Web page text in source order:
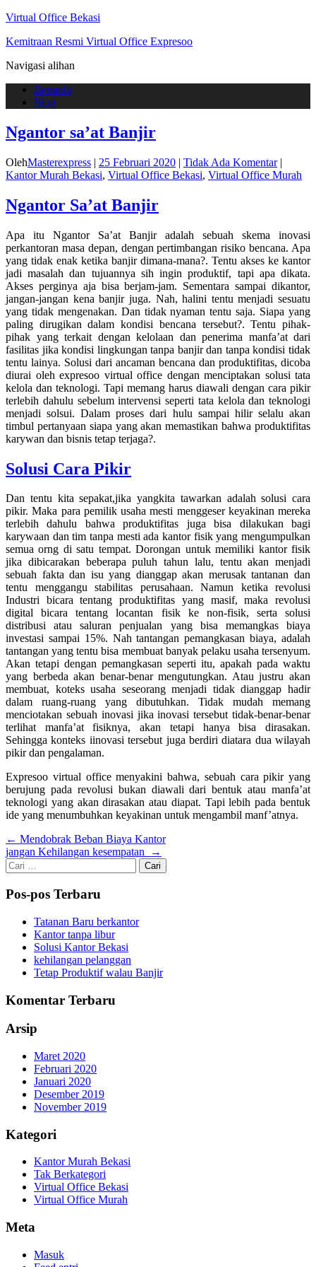
Virtual Office Bekasi
Kemitraan Resmi Virtual Office Expresoo
Navigasi alihan
Beranda
Blog
Ngantor sa’at Banjir
OlehMasterexpress | 25 Februari 2020 | Tidak Ada Komentar|
Kantor Murah Bekasi, Virtual Office Bekasi, Virtual Office Murah
Ngantor Sa’at Banjir
Apa itu Ngantor Sa’at Banjir adalah sebuah skema inovasi
perkantoran masa depan, dengan pertimbangan risiko bencana. Apa
yang tidak enak ketika banjir dimana-mana?. Tentu akses ke kantor
jadi masalah dan tujuannya sih ingin produktif, tapi apa dikata.
Akses perginya aja bisa berjam-jam. Sementara sampai dikantor,
jangan-jangan kena banjir juga. Nah, halini tentu menjadi sesuatu
yang tidak mengenakan. Dan tidak nyaman tentu saja. Siapa yang
paling dirugikan dalam kondisi bencana tersebut?. Tentu pihak-
pihak yang terkait dengan kelolaan dan penerima manfa’at dari
fasilitas jika kondisi lingkungan tanpa banjir dan tanpa kondisi tidak
tentu lainya. Solusi dari ancaman bencana dan produktifitas, dicoba
diurai oleh expresoo virtual office dengan menciptakan solusi tata
kelola dan teknologi. Tapi memang harus diawali dengan cara pikir
terlebih dahulu sebelum intervensi seperti tata kelola dan teknologi
menjadi solsui. Dalam proses dari hulu sampai hilir selalu akan
timbul pertanyaan siapa yang akan memastikan bahwa produktifitas
karywan dan bisnis tetap terjaga?.
Solusi Cara Pikir
Dan tentu kita sepakat,jika yangkita tawarkan adalah solusi cara
pikir. Maka para pemilik usaha mesti menggeser keyakinan mereka
terlebih dahulu bahwa produktifitas juga bisa dilakukan bagi
karywaan dan tim tanpa mesti ada kantor fisik yang mengumpulkan
semua orng di satu tempat. Dorongan untuk memiliki kantor fisik
jika dibicarakan beberapa puluh tahun lalu, tentu akan menjadi
sebuah fakta dan isu yang dianggap akan merusak tantanan dan
tentu menggangu stabilitas perusahaan. Namun ketika revolusi
Industri bicara tentang produktifitas yang masif, maka revolusi
digital bicara tentang locantan fisik ke non-fisik, serta solusi
distribusi atau saluran penjualan yang bisa memangkas biaya
investasi sampai 15%. Nah tantangan pemangkasan biaya, adalah
tantangan yang tentu bisa membuat banyak pelaku usaha tersenyum.
Akan tetapi dengan pemangkasan seperti itu, apakah pada waktu
yang berbeda akan benar-benar mengutungkan. Atau justru akan
membuat, koteks usaha seseorang menjadi tidak dianggap hadir
dalam ruang-ruang yang dibutuhkan. Tidak mudah memang
menciotakan sebuah inovasi jika inovasi tersebut tidak-benar-benar
terlihat manfa’at fisiknya, akan tetapi hanya bisa dirasakan.
Sehingga konteks iinovasi tersebut juga berdiri diatara dua wilayah
pikir dan pengalaman.
Expresoo virtual office menyakini bahwa, sebuah cara pikir yang
berujung pada revolusi bukan diawali dari bentuk atau manfa’at
teknologi yang akan dirasakan atau diapat. Tapi lebih pada bentuk
ide yang menumbuhkan keyakinan untuk mengambil manf’atnya.
Navigasi
pos
← Mendobrak Beban Biaya Kantor
jangan Kehilangan kesempatan
→
Cari
untuk:
Pos-pos Terbaru
Tatanan Baru berkantor
Kantor tanpa libur
Solusi Kantor Bekasi
kehilangan pelanggan
Tetap Produktif walau Banjir
Komentar Terbaru
Arsip
Maret 2020
Februari 2020
Januari 2020
Desember 2019
November 2019
Kategori
Kantor Murah Bekasi
Tak Berkategori
Virtual Office Bekasi
Virtual Office Murah
Meta
Masuk